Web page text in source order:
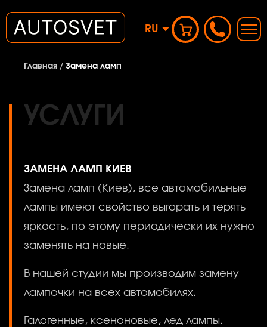
RU
Главная / Замена ламп
УСЛУГИ
ЗАМЕНА ЛАМП КИЕВ
Замена ламп (Киев), все автомобильные
лампы имеют свойство выгорать и терять
яркость, по этому периодически их нужно
заменять на новые.
В нашей студии мы производим замену
лампочки на всех автомобилях.
Галогенные, ксеноновые, лед лампы.